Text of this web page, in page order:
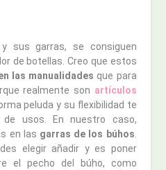
sus garras, se consiguen
de botellas. Creo que estos
las manualidades que para
realmente son artículos
peluda y su flexibilidad te
de usos. En nuestro caso,
en las garras de los búhos.
elegir añadir y es poner
el pecho del búho, como